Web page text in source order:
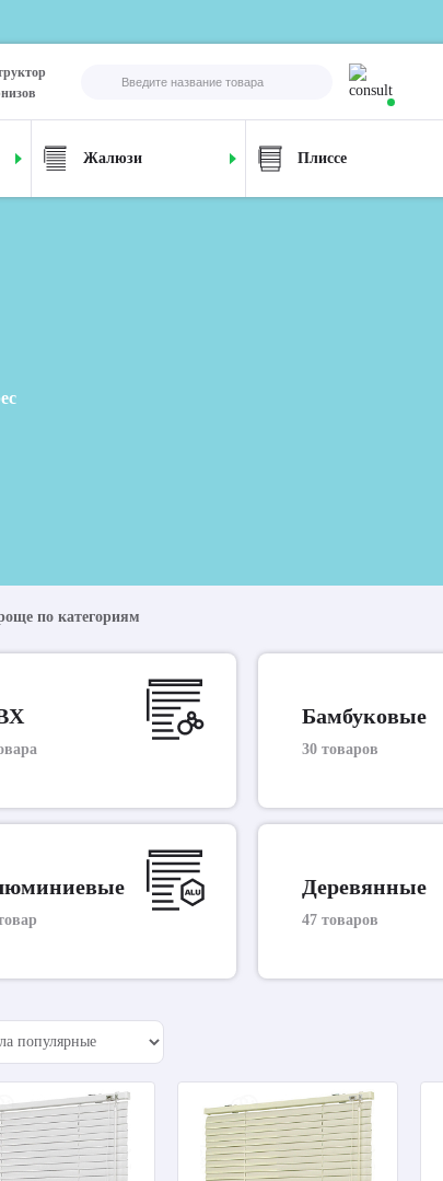
Жалюзи Плиссе
по категориям
Бамбуковые
30 товаров
Деревянные
47 товаров